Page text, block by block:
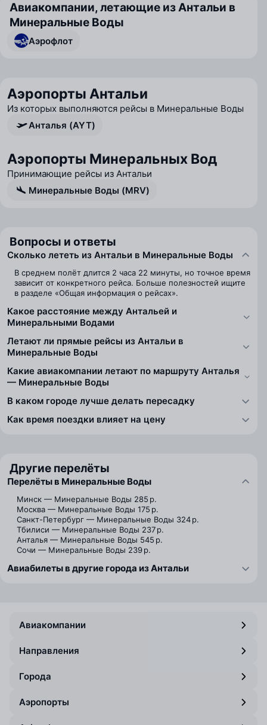
Авиакомпании, летающие из Антальи в
Минеральные Воды
Аэрофлот
Аэропорты Антальи
Из которых выполняются рейсы в Минеральные Воды
Анталья (AYT)
Аэропорты Минеральных Вод
Принимающие рейсы из Антальи
Минеральные Воды (MRV)
Вопросы и ответы
Сколько лететь из Антальи в Минеральные Воды
В среднем полёт длится 2 часа 22 минуты, но точное время
зависит от конкретного рейса. Больше полезностей ищите
в разделе «Общая информация о рейсах».
Какое расстояние между Антальей и
Минеральными Водами
Летают ли прямые рейсы из Антальи в
Минеральные Воды
Какие авиакомпании летают по маршруту Анталья
— Минеральные Воды
В каком городе лучше делать пересадку
Как время поездки влияет на цену
Другие перелёты
Перелёты в Минеральные Воды
Минск — Минеральные Воды 285 р.
Москва — Минеральные Воды 175 р.
Санкт-Петербург — Минеральные Воды 324 р.
Тбилиси — Минеральные Воды 237 р.
Анталья — Минеральные Воды 545 р.
Сочи — Минеральные Воды 239 р.
Авиабилеты в другие города из Антальи
Авиакомпании
Направления
Города
Аэропорты